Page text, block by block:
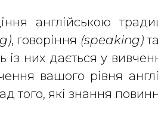
англійською
, говоріння (speaking)
із них дається у
вашого рівня
того, які знання